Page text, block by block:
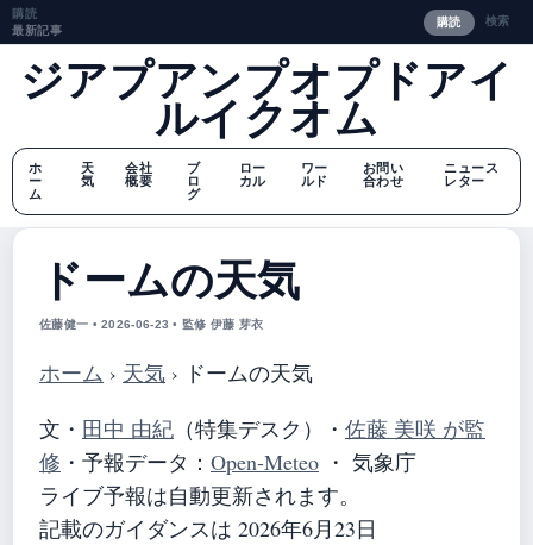
購読
最新記事
購読 検索
ジアプアンプオプドアイ
ルイクオム
ホ
ー
ム
天
気
会社
概要
ブ
ロ
グ
ロー
カル
ワー
ルド
お問い
合わせ
ニュース
レター
ドームの天気
佐藤健一 • 2026-06-23 • 監修 伊藤 芽衣
ホーム › 天気 › ドームの天気
文・ 田中 由紀 （特集デスク） ・ 佐藤 美咲 が監
修 ・ 予報データ： Open-Meteo ・ 気象庁
ライブ予報は自動更新されます。
記載のガイダンスは 2026年6月23日